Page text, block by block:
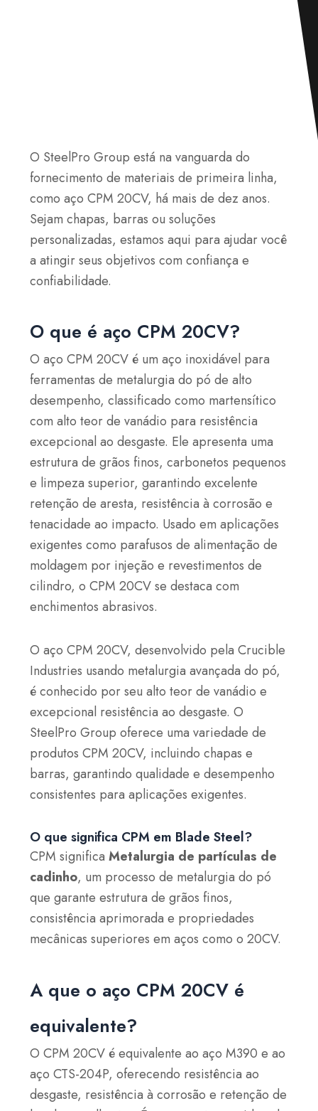
O SteelPro Group está na vanguarda do
fornecimento de materiais de primeira linha,
como aço CPM 20CV, há mais de dez anos.
Sejam chapas, barras ou soluções
personalizadas, estamos aqui para ajudar você
a atingir seus objetivos com confiança e
confiabilidade.
O que é aço CPM 20CV?
O aço CPM 20CV é um aço inoxidável para
ferramentas de metalurgia do pó de alto
desempenho, classificado como martensítico
com alto teor de vanádio para resistência
excepcional ao desgaste. Ele apresenta uma
estrutura de grãos finos, carbonetos pequenos
e limpeza superior, garantindo excelente
retenção de aresta, resistência à corrosão e
tenacidade ao impacto. Usado em aplicações
exigentes como parafusos de alimentação de
moldagem por injeção e revestimentos de
cilindro, o CPM 20CV se destaca com
enchimentos abrasivos.
O aço CPM 20CV, desenvolvido pela Crucible
Industries usando metalurgia avançada do pó,
é conhecido por seu alto teor de vanádio e
excepcional resistência ao desgaste. O
SteelPro Group oferece uma variedade de
produtos CPM 20CV, incluindo chapas e
barras, garantindo qualidade e desempenho
consistentes para aplicações exigentes.
O que significa CPM em Blade Steel?
CPM significaMetalurgia de partículas de
cadinho, um processo de metalurgia do pó
que garante estrutura de grãos finos,
consistência aprimorada e propriedades
mecânicas superiores em aços como o 20CV.
A que o aço CPM 20CV é
equivalente?
O CPM 20CV é equivalente ao aço M390 e ao
aço CTS-204P, oferecendo resistência ao
desgaste, resistência à corrosão e retenção de